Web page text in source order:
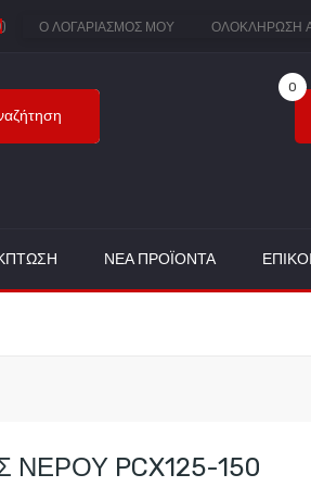
Ο ΛΟΓΑΡΙΑΣΜΌΣ ΜΟΥ ΟΛΟΚΛΉΡΩΣΗ
)
0
ΝΈΑ ΠΡΟΪΌΝΤΑ
PCX125-150